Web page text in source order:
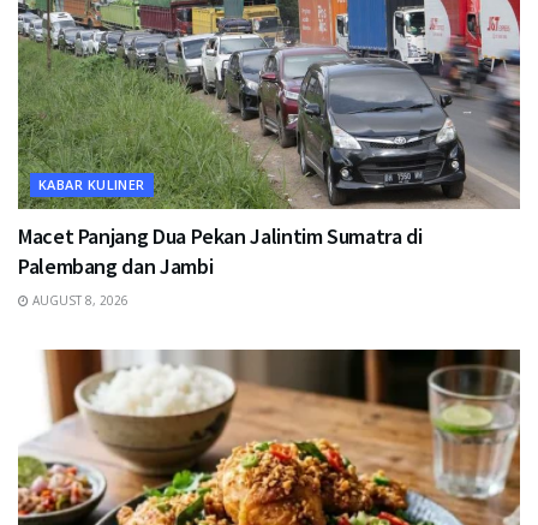
KABAR KULINER
Macet Panjang Dua Pekan Jalintim Sumatra di
Palembang dan Jambi
AUGUST 8, 2026